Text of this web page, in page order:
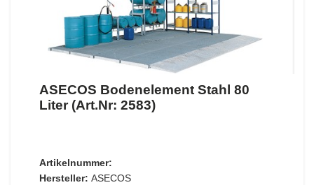
ASECOS Bodenelement Stahl 80
Liter (Art.Nr: 2583)
Artikelnummer:
Hersteller: ASECOS